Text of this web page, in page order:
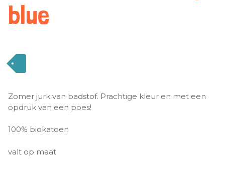
blue
Zomer jurk van badstof. Prachtige kleur en met een
opdruk van een poes!
100% biokatoen
valt op maat